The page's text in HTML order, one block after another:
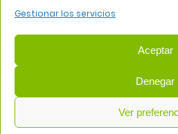
Gestionar los servicios
Aceptar
Denegar
Ver
PLAZA DE ALUCHE—
Avda. de los Poblados, 58, 28044